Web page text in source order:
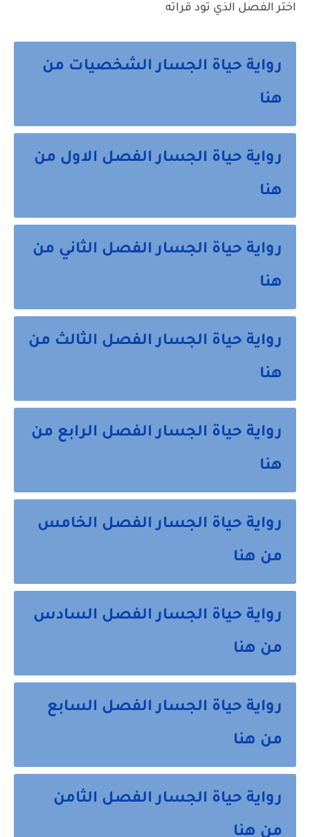
اختر الفصل الذي تود قراته
رواية حياة الجسار الشخصيات من
هنا
رواية حياة الجسار الفصل الاول من
هنا
رواية حياة الجسار الفصل الثاني من
هنا
رواية حياة الجسار الفصل الثالث من
هنا
رواية حياة الجسار الفصل الرابع من
هنا
رواية حياة الجسار الفصل الخامس
من هنا
رواية حياة الجسار الفصل السادس
من هنا
رواية حياة الجسار الفصل السابع
من هنا
رواية حياة الجسار الفصل الثامن
من هنا